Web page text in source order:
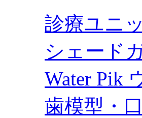
診療ユニ
シェード
Water Pik
歯模型・